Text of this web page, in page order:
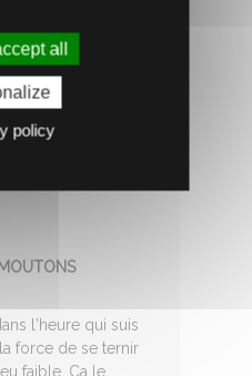
l'heure qui suis
force de se ternir
faible. Ca le
all
policy